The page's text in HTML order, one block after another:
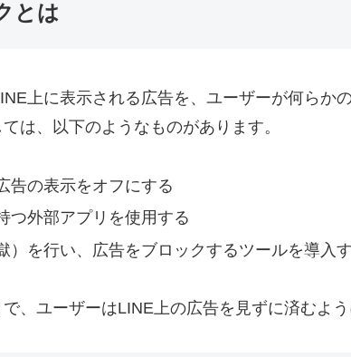
とは
上に表示される広告を、ユーザーが何らか
は、以下のようなものがあります。
告の表示をオフにする
つ外部アプリを使用する
）を行い、広告をブロックするツールを導入
、ユーザーはLINE上の広告を見ずに済むよう